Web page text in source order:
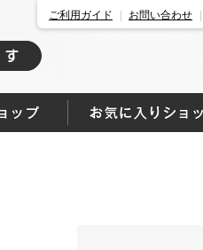
ご利用ガイド お問い合わせ